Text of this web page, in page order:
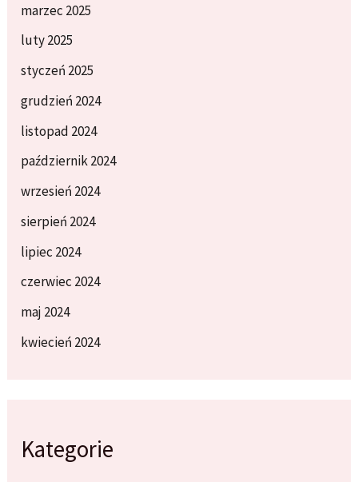
marzec 2025
luty 2025
styczeń 2025
grudzień 2024
listopad 2024
październik 2024
wrzesień 2024
sierpień 2024
lipiec 2024
czerwiec 2024
maj 2024
kwiecień 2024
Kategorie